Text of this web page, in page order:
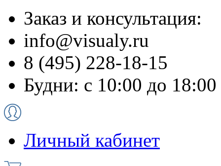
Заказ и консультация:
info@visualy.ru
8 (495) 228-18-15
Будни: с 10:00 до 18:00
Личный кабинет